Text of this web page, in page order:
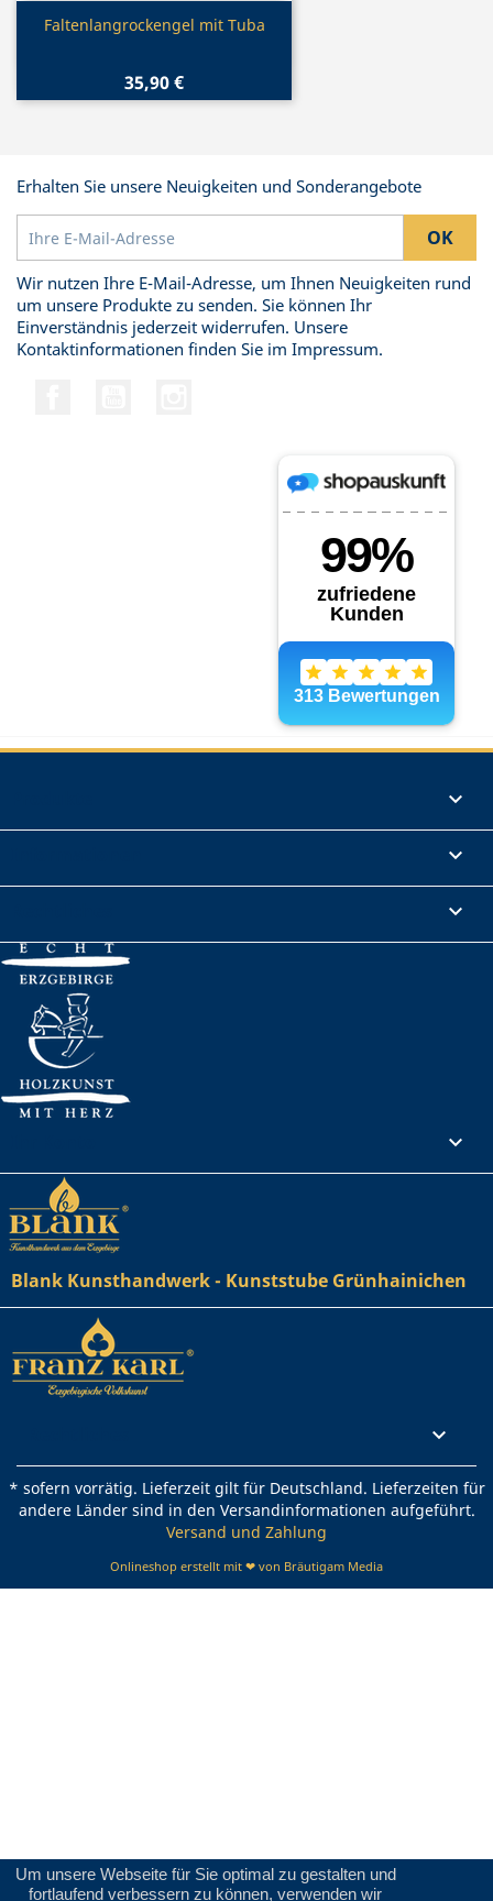
Um unsere Webseite für Sie optimal zu gestalten und
fortlaufend verbessern zu können, verwenden wir
Vorschau
Faltenlangrockengel mit Tuba
35,90 €
Erhalten Sie unsere Neuigkeiten und Sonderangebote
Wir nutzen Ihre E-Mail-Adresse, um Ihnen Neuigkeiten rund
um unsere Produkte zu senden. Sie können Ihr
Einverständnis jederzeit widerrufen. Unsere
Kontaktinformationen finden Sie im Impressum.




Blank Kunsthandwerk - Kunststube Grünhainichen

* sofern vorrätig. Lieferzeit gilt für Deutschland. Lieferzeiten für
andere Länder sind in den Versandinformationen aufgeführt.
Versand und Zahlung
Onlineshop erstellt mit ❤ von Bräutigam Media